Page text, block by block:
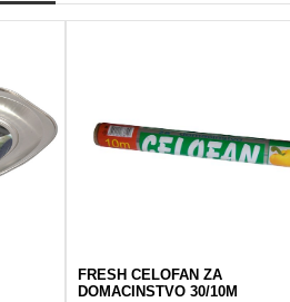
FRESH CELOFAN ZA
DOMACINSTVO 30/10M